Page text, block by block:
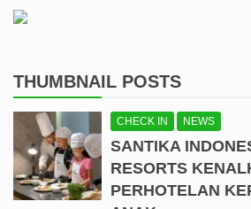
THUMBNAIL POSTS
CHECK IN NEWS
SANTIKA
RESORTS
PERHOTELAN